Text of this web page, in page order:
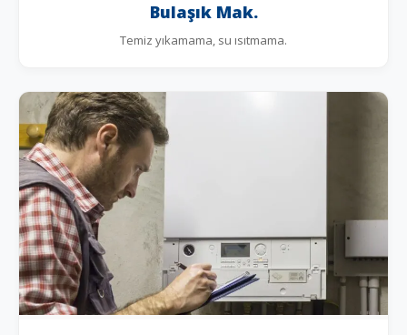
Bulaşık Mak.
Temiz yıkamama, su ısıtmama.